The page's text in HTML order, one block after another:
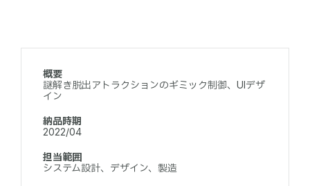
概要
謎解き脱出アトラクションのギミック制御、UIデザ
イン
納品時期
2022/04
担当範囲
システム設計、デザイン、製造